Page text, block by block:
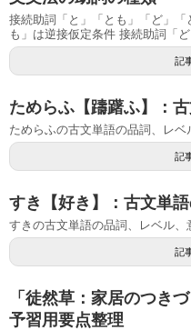
接続助詞「と」「とも」「ど」
も」は逆接仮定条件 接続助詞「
記
ためらふ【躊躇ふ】：
ためらふの古文単語の品詞、レベ
記
すき【好き】：古文単
すきの古文単語の品詞、レベル、
記
「徒然草：家居のつき
予習用要点整理